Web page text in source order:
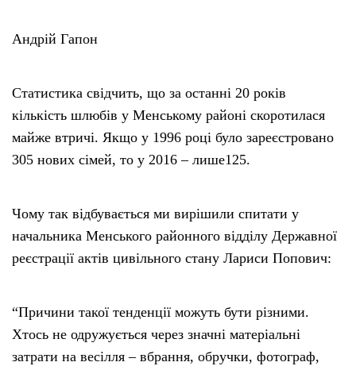
Андрій Гапон
Статистика свідчить, що за останні 20 років
кількість шлюбів у Менському районі скоротилася
майже втричі. Якщо у 1996 році було зареєстровано
305 нових сімей, то у 2016 – лише125.
Чому так відбувається ми вирішили спитати у
начальника Менського районного відділу Державної
реєстрації актів цивільного стану Лариси Попович:
“Причини такої тенденції можуть бути різними.
Хтось не одружується через значні матеріальні
затрати на весілля – вбрання, обручки, фотограф,